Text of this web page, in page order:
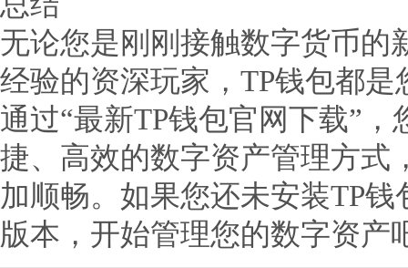
无论您是刚刚接触数字货币的
经验的资深玩家，TP钱包都
通过“最新TP钱包官网下载”
捷、高效的数字资产管理方式
加顺畅。如果您还未安装TP
版本，开始管理您的数字资产